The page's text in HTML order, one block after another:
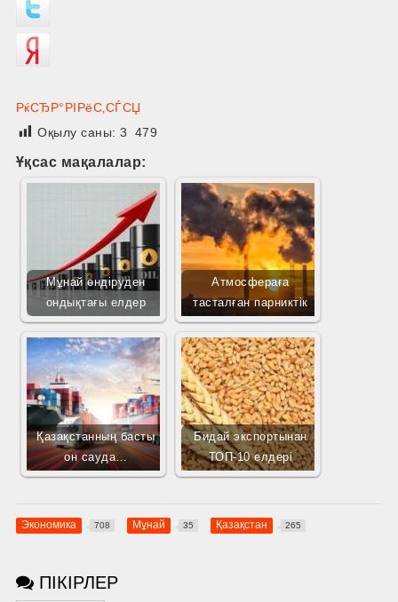
РќСЂР°РІРёС‚СЃСЏ
Оқылу саны:3 479
Ұқсас мақалалар:
Мұнай өндіруден
ондықтағы елдер
Атмосфераға
тасталған парниктік
Қазақстанның басты
он сауда…
Бидай экспортынан
ТОП-10 елдері
Экономика 708 Мұнай 35 Қазақстан 265
ПІКІРЛЕР